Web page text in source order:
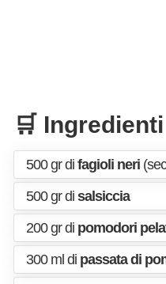
🛒
500 gr di fagioli neri
500 gr di salsiccia
200 gr di pomodori
300 ml di passata di